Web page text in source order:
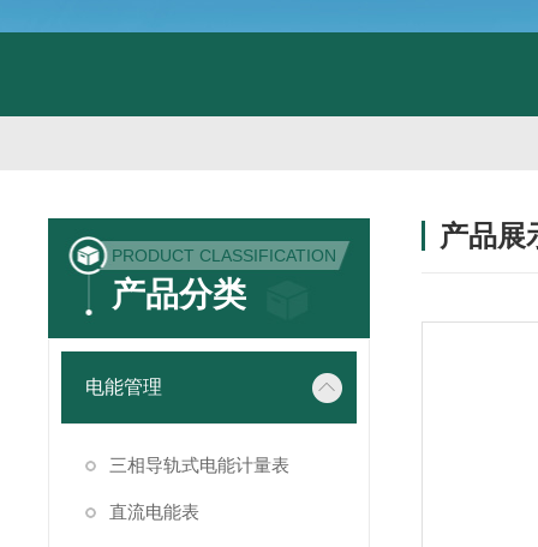
PRODUCT CLASSIFICATION
产品分类
电能管理
三相导轨式电能计量表
直流电能表
产品展